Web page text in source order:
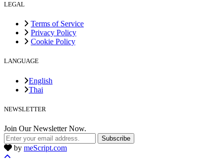
LEGAL
Terms of Service
Privacy Policy
Cookie Policy
LANGUAGE
English
Thai
NEWSLETTER
Join Our Newsletter Now.
Subscribe
by meScript.com